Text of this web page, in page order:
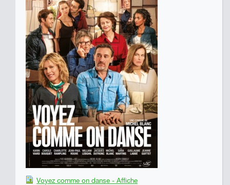
Voyez comme on danse - Affiche